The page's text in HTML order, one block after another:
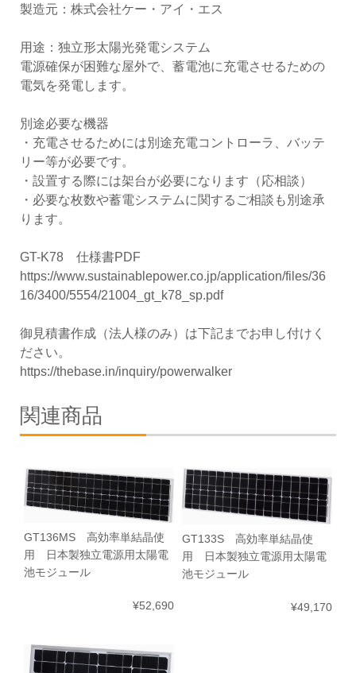
製造元：株式会社ケー・アイ・エス
用途：独立形太陽光発電システム
電源確保が困難な屋外で、蓄電池に充電させるための
電気を発電します。
別途必要な機器
・充電させるためには別途充電コントローラ、バッテ
リー等が必要です。
・設置する際には架台が必要になります（応相談）
・必要な枚数や蓄電システムに関するご相談も別途承
ります。
GT-K78 仕様書PDF
https://www.sustainablepower.co.jp/application/files/36
16/3400/5554/21004_gt_k78_sp.pdf
御見積書作成（法人様のみ）は下記までお申し付けく
ださい。
https://thebase.in/inquiry/powerwalker
関連商品
GT136MS 高効率単結晶使
用 日本製独立電源用太陽電
池モジュール
¥52,690
GT133S 高効率単結晶使
用 日本製独立電源用太陽電
池モジュール
¥49,170